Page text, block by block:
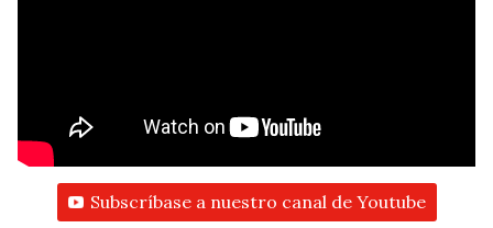
Subscríbase a nuestro canal de Youtube